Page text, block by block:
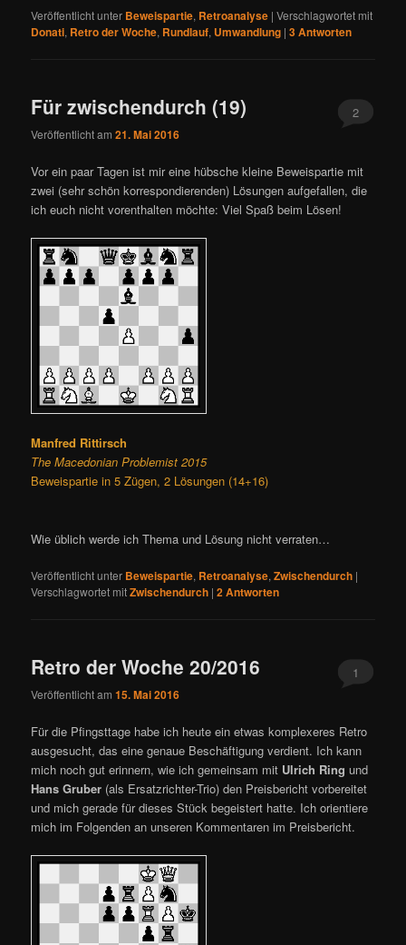
Veröffentlicht unter Beweispartie, Retroanalyse |Verschlagwortet mit
Donati, Retro der Woche, Rundlauf, Umwandlung |3Antworten
Für zwischendurch (19)
Veröffentlicht am21. Mai 2016
2
Vor ein paar Tagen ist mir eine hübsche kleine Beweispartie mit
zwei (sehr schön korrespondierenden) Lösungen aufgefallen, die
ich euch nicht vorenthalten möchte: Viel Spaß beim Lösen!
Manfred Rittirsch
The Macedonian Problemist 2015
Beweispartie in 5 Zügen, 2 Lösungen (14+16)
Wie üblich werde ich Thema und Lösung nicht verraten…
Veröffentlicht unter Beweispartie, Retroanalyse,Zwischendurch |
Verschlagwortet mitZwischendurch |2Antworten
Retro der Woche 20/2016
Veröffentlicht am15. Mai 2016
1
Für die Pfingsttage habe ich heute ein etwas komplexeres Retro
ausgesucht, das eine genaue Beschäftigung verdient. Ich kann
mich noch gut erinnern, wie ich gemeinsam mit Ulrich Ring und
Hans Gruber (als Ersatzrichter-Trio) den Preisbericht vorbereitet
und mich gerade für dieses Stück begeistert hatte. Ich orientiere
mich im Folgenden an unseren Kommentaren im Preisbericht.